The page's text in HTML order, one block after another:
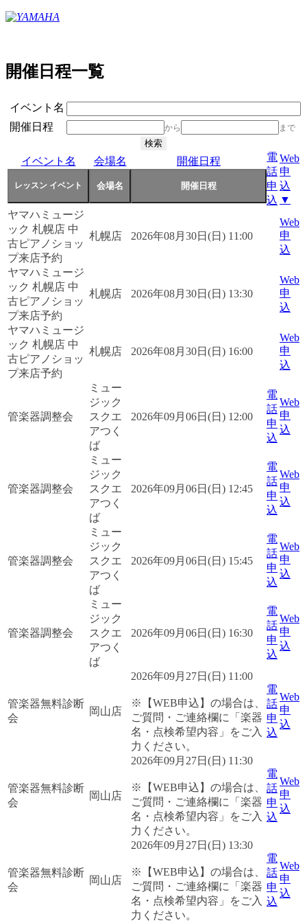
開催日程一覧
イベント名
開催日程
から まで
イベント名 会場名 開催日程
電
話
申
込
Web
申
込
▼
ヤマハミュージ
ック 札幌店 中
古ピアノショッ
プ来店予約
札幌店 2026年08月30日(日) 11:00
Web
申
込
ヤマハミュージ
ック 札幌店 中
古ピアノショッ
プ来店予約
札幌店 2026年08月30日(日) 13:30
Web
申
込
ヤマハミュージ
ック 札幌店 中
古ピアノショッ
プ来店予約
札幌店 2026年08月30日(日) 16:00
Web
申
込
管楽器調整会
ミュー
ジック
スクエ
アつく
ば
2026年09月06日(日) 12:00
電
話
申
込
Web
申
込
管楽器調整会
ミュー
ジック
スクエ
アつく
ば
2026年09月06日(日) 12:45
電
話
申
込
Web
申
込
管楽器調整会
ミュー
ジック
スクエ
アつく
ば
2026年09月06日(日) 15:45
電
話
申
込
Web
申
込
管楽器調整会
ミュー
ジック
スクエ
アつく
ば
2026年09月06日(日) 16:30
電
話
申
込
Web
申
込
管楽器無料診断
会
岡山店
2026年09月27日(日) 11:00
※【WEB申込】の場合は、
ご質問・ご連絡欄に「楽器
名・点検希望内容」をご入
力ください。
電
話
申
込
Web
申
込
管楽器無料診断
会
岡山店
2026年09月27日(日) 11:30
※【WEB申込】の場合は、
ご質問・ご連絡欄に「楽器
名・点検希望内容」をご入
力ください。
電
話
申
込
Web
申
込
管楽器無料診断
会
岡山店
2026年09月27日(日) 13:30
※【WEB申込】の場合は、
ご質問・ご連絡欄に「楽器
名・点検希望内容」をご入
力ください。
電
話
申
込
Web
申
込